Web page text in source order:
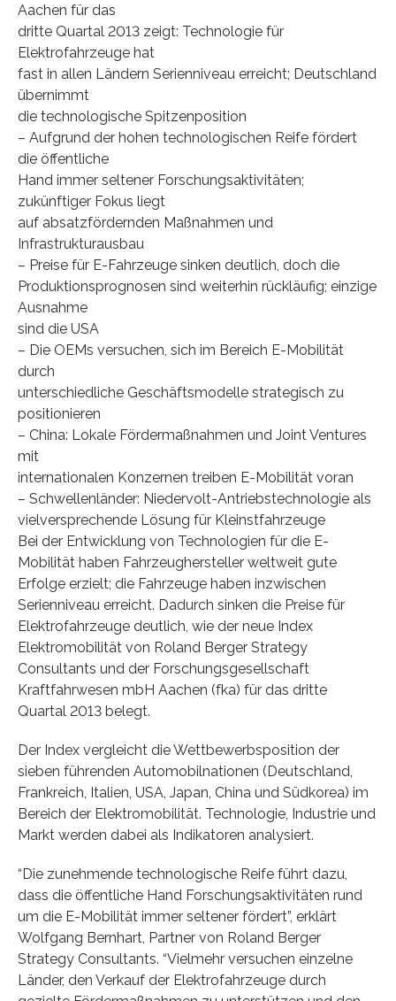
Aachen für das
dritte Quartal 2013 zeigt: Technologie für
Elektrofahrzeuge hat
fast in allen Ländern Serienniveau erreicht; Deutschland
übernimmt
die technologische Spitzenposition
– Aufgrund der hohen technologischen Reife fördert
die öffentliche
Hand immer seltener Forschungsaktivitäten;
zukünftiger Fokus liegt
auf absatzfördernden Maßnahmen und
Infrastrukturausbau
– Preise für E-Fahrzeuge sinken deutlich, doch die
Produktionsprognosen sind weiterhin rückläufig; einzige
Ausnahme
sind die USA
– Die OEMs versuchen, sich im Bereich E-Mobilität
durch
unterschiedliche Geschäftsmodelle strategisch zu
positionieren
– China: Lokale Fördermaßnahmen und Joint Ventures
mit
internationalen Konzernen treiben E-Mobilität voran
– Schwellenländer: Niedervolt-Antriebstechnologie als
vielversprechende Lösung für Kleinstfahrzeuge
Bei der Entwicklung von Technologien für die E-
Mobilität haben Fahrzeughersteller weltweit gute
Erfolge erzielt; die Fahrzeuge haben inzwischen
Serienniveau erreicht. Dadurch sinken die Preise für
Elektrofahrzeuge deutlich, wie der neue Index
Elektromobilität von Roland Berger Strategy
Consultants und der Forschungsgesellschaft
Kraftfahrwesen mbH Aachen (fka) für das dritte
Quartal 2013 belegt.
Der Index vergleicht die Wettbewerbsposition der
sieben führenden Automobilnationen (Deutschland,
Frankreich, Italien, USA, Japan, China und Südkorea) im
Bereich der Elektromobilität. Technologie, Industrie und
Markt werden dabei als Indikatoren analysiert.
“Die zunehmende technologische Reife führt dazu,
dass die öffentliche Hand Forschungsaktivitäten rund
um die E-Mobilität immer seltener fördert”, erklärt
Wolfgang Bernhart, Partner von Roland Berger
Strategy Consultants. “Vielmehr versuchen einzelne
Länder, den Verkauf der Elektrofahrzeuge durch